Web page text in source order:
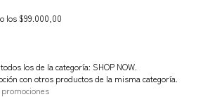
los $99.000,00
los de la categoría: SHOP NOW.
con otros productos de la misma categoría.